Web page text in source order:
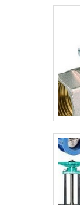
industriais
de
em sua área
Industrial
Escritório
de testes
oferecer
hidráulicas
se de